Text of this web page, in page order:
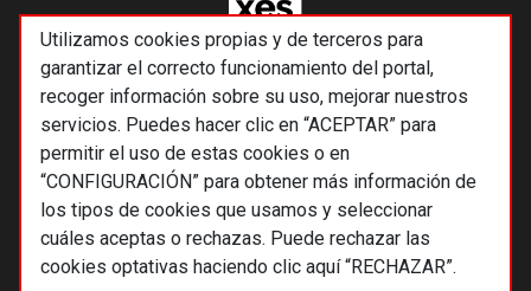
Utilizamos cookies propias y de terceros para
garantizar el correcto funcionamiento del portal,
recoger información sobre su uso, mejorar nuestros
servicios. Puedes hacer clic en “ACEPTAR” para
permitir el uso de estas cookies o en
“CONFIGURACIÓN” para obtener más información de
los tipos de cookies que usamos y seleccionar
cuáles aceptas o rechazas. Puede rechazar las
cookies optativas haciendo clic aquí “RECHAZAR”.
© 2026 Alternativas económicas SCCL